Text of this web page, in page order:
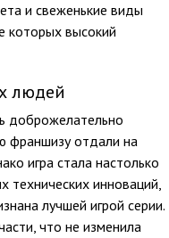
и свеженькие виды
которых высокий
людей
доброжелательно
франшизу отдали на
игра стала настолько
технических инноваций,
лучшей игрой серии.
что не изменила